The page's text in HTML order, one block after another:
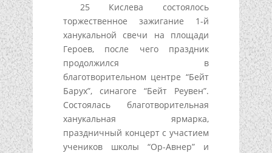
25 Кислева состоялось
торжественное зажигание 1-й
ханукальной свечи на площади
Героев, после чего праздник
продолжился в
благотворительном центре “Бейт
Барух”, синагоге “Бейт Реувен”.
Состоялась благотворительная
ханукальная ярмарка,
праздничный концерт с участием
учеников школы “Ор-Авнер” и